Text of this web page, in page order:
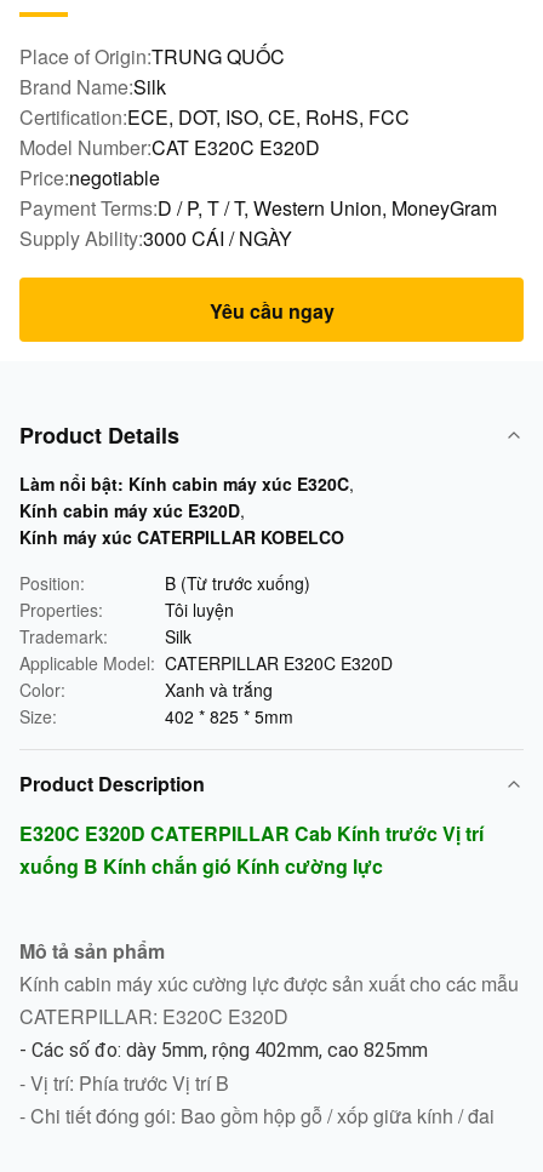
Place of Origin:TRUNG QUỐC
Brand Name:Silk
Certification:ECE, DOT, ISO, CE, RoHS, FCC
Model Number:CAT E320C E320D
Price:negotiable
Payment Terms:D / P, T / T, Western Union, MoneyGram
Supply Ability:3000 CÁI / NGÀY
Yêu cầu ngay
Product Details
Làm nổi bật: Kính cabin máy xúc E320C,
Kính cabin máy xúc E320D,
Kính máy xúc CATERPILLAR KOBELCO
Position:
B (Từ trước xuống)
Properties:
Tôi luyện
Trademark:
Silk
Applicable Model: CATERPILLAR E320C E320D
Color:
Xanh và trắng
Size:
402 * 825 * 5mm
Product Description
E320C E320D CATERPILLAR Cab Kính trước Vị trí
xuống B Kính chắn gió Kính cường lực
Mô tả sản phẩm
Kính cabin máy xúc cường lực được sản xuất cho các mẫu
CATERPILLAR: E320C E320D
- Các số đo: dày 5mm, rộng 402mm, cao 825mm
- Vị trí: Phía trước Vị trí B
- Chi tiết đóng gói: Bao gồm hộp gỗ / xốp giữa kính / đai